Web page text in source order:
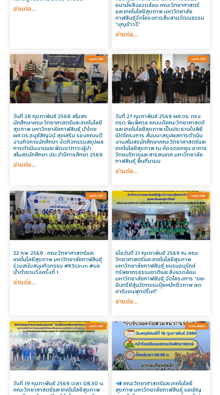
อ่านต่อ...
อนามัยสิ่งแวดล้อม คณะวิทยาศาสตร์
และเทคโนโลยีสุขภาพ มหาวิทยาลัย
กาฬสินธุ์จัดโครงการสืบสานวัฒนธรรม
“บุญข้าวจี่”
อ่านต่อ...
รอบรั้ว SHT​
วันที่ 28 กุมภาพันธ์ 2568 สโมสร
นักศึกษาคณะวิทยาศาสตร์และเทคโนโลยี
สุขภาพ มหาวิทยาลัยกาฬสินธุ์ นำโดย
ผศ.ดร.ธนูย์สิญจน์ สุขเสริม รองคณบดี
งานกิจการนักศึกษา จัดกิจกรรมสรุปผล
การดำเนินงานและพัฒนาภาวะผู้นำ
สโมสรนักศึกษา ประจำปีการศึกษา 2569
อ่านต่อ...
รอบรั้ว SHT​
วันที่ 27 กุมภาพันธ์ 2569 ผศ.ดร. ทรง
กรด พิมพิศาล คณบดีคณะวิทยาศาสตร์
และเทคโนโลยีสุขภาพ เป็นประธานในพิธี
เปิดโครงการ สัมมนาสรุปผลการดำเนิน
งานสโมสรนักศึกษาคณะวิทยาศาสตร์และ
เทคโนโลยีสุขภาพ ณ ห้องดอกคูน อาคาร
วิทยบริการและสารสนเทศ มหาวิทยาลัย
กาฬสินธุ์ พื้นที่นามน
อ่านต่อ...
รอบรั้ว SHT​
22 กพ. 2569 : คณะวิทยาศาสตร์และ
เทคโนโลยีสุขภาพ มหาวิทยาลัยกาฬสินธุ์
ร่วมสนับสนุนกิจกรรม #KSUrun #มอ
น้ำดำชวนวิ่งครั้งที่ 1
อ่านต่อ...
รอบรั้ว SHT​
เมื่อวันที่ 21 กุมภาพันธ์ 2569 ณ คณะ
วิทยาศาสตร์และเทคโนโลยีสุขภาพ
มหาวิทยาลัยกาฬสินธุ์ ชมรมอนุรักษ์
ทรัพยากรธรรมชาติและสิ่งแวดล้อม
มหาวิทยาลัยกาฬสินธุ์ จัดโครงการ “ขยะ
อินทรีย์สู่นวัตกรรมปุ๋ยหมักชีวภาพ ลด
คาร์บอนฟุตปริ้นท์”
อ่านต่อ...
รอบรั้ว SHT​
วันที่ 19 กุมภาพันธ์ 2569 เวลา 08.30 น.
คณะวิทยาศาสตร์และเทคโนโลยีสุขภาพ
ข่าวประสัมพันธ์​
คณะวิทยาศาสตร์และเทคโนโลยี
สุขภาพ มหาวิทยาลัยกาฬสินธุ์ ขอเชิญ